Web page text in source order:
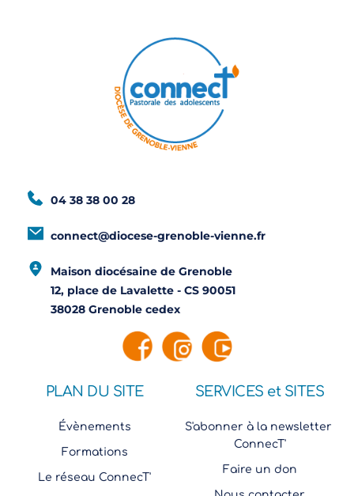
04 38 38 00 28
connect@diocese-grenoble-vienne.fr
Maison diocésaine de Grenoble
12, place de Lavalette - CS 90051
38028 Grenoble cedex
PLAN DU SITE
Évènements
Formations
Le réseau ConnecT'
SERVICES et SITES
S'abonner à la newsletter
ConnecT'
Faire un don